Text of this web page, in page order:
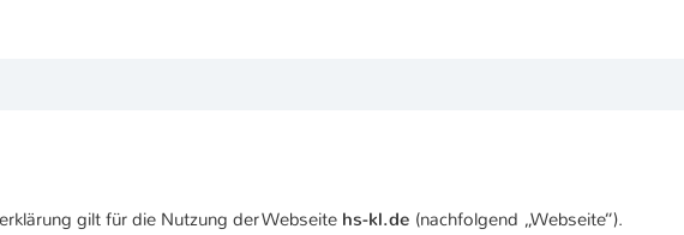
gilt für die Nutzung der Webseite hs-kl.de (nachfolgend „Webseite“).